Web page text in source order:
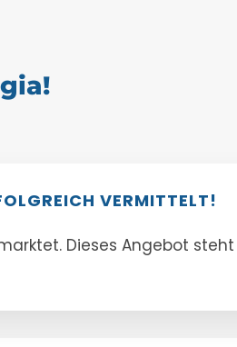
VERMITTELT!
Dieses Angebot steht